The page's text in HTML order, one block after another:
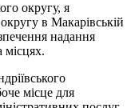
округу, я
в Макарівській
надання
місцях.
місце для